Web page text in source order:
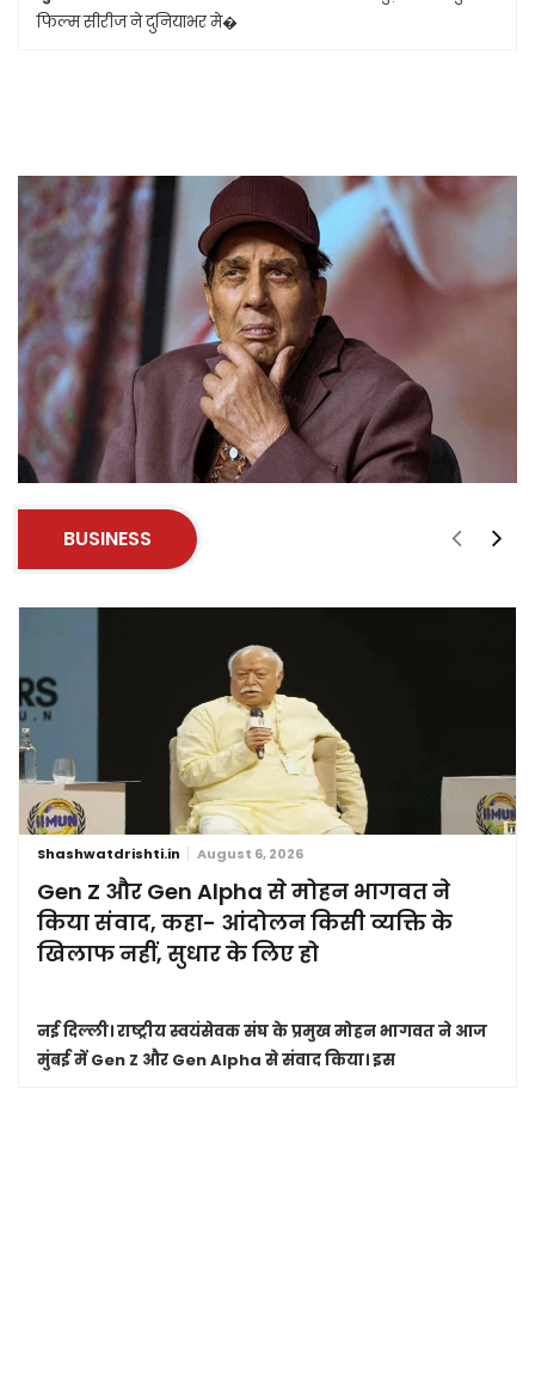
फिल्म सीरीज ने दुनियाभर मे�
BUSINESS
Shashwatdrishti.in August 6, 2026
Gen Z और Gen Alpha से मोहन भागवत ने
किया संवाद, कहा- आंदोलन किसी व्यक्ति के
खिलाफ नहीं, सुधार के लिए हो
नई दिल्ली।राष्ट्रीय स्वयंसेवक संघ के प्रमुख मोहन भागवत ने आज
मुंबई में Gen Z और Gen Alpha से संवाद किया। इस